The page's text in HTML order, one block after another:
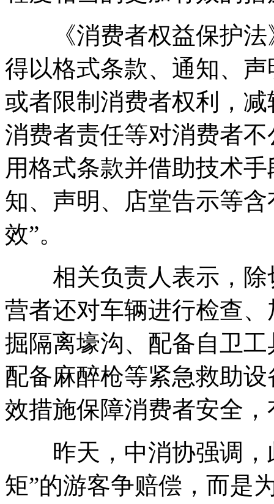
《消费者权益保护法
得以格式条款、通知、
或者限制消费者权利，
消费者责任等对消费者
用格式条款并借助技术
知、声明、店堂告示等
效”。
相关负责人表示，除
营者还对车辆进行检查
掘隔离壕沟、配备自卫
配备麻醉枪等紧急救助
效措施保障消费者安全
昨天，中消协强调，
矩”的游客争赔偿，而是